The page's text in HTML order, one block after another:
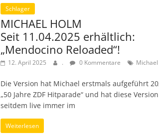
Schlager
MICHAEL HOLM
Seit 11.04.2025 erhältlich:
„Mendocino Reloaded“!
12. April 2025 . 0 Kommentare
Die Version hat Michael erstmals aufgeführt
„50 Jahre ZDF Hitparade“ und hat diese Version
seitdem live immer im
Weiterlesen